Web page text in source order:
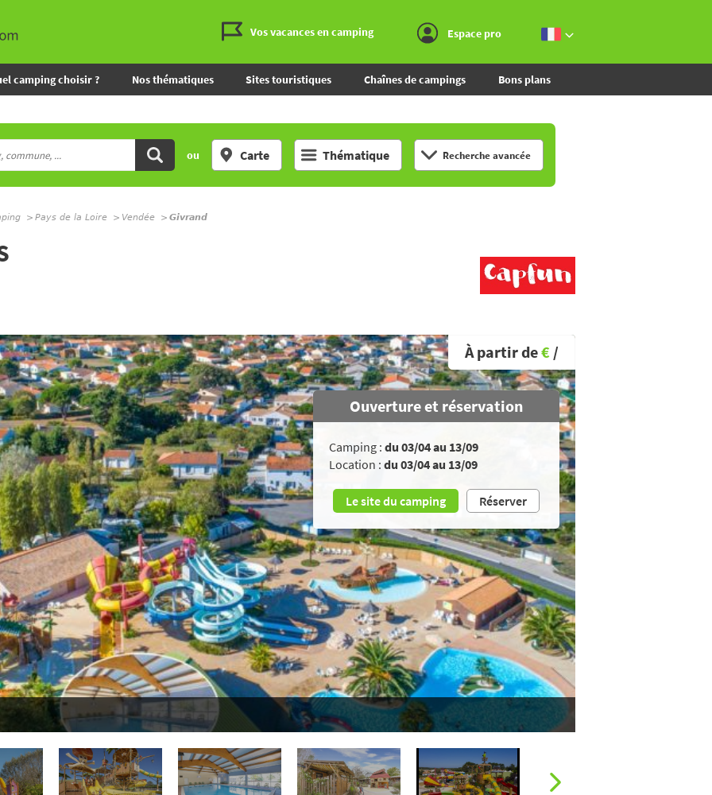
Vos vacances en camping Espace pro
camping choisir ? Nos thématiques Sites touristiques Chaînes de campings Bons plans
ou Carte Thématique Recherche avancée
Pays de la Loire Vendée Givrand
À partir de€ /
Ouverture et réservation
Camping : du 03/04 au 13/09
Location : du 03/04 au 13/09
Le site du camping Réserver